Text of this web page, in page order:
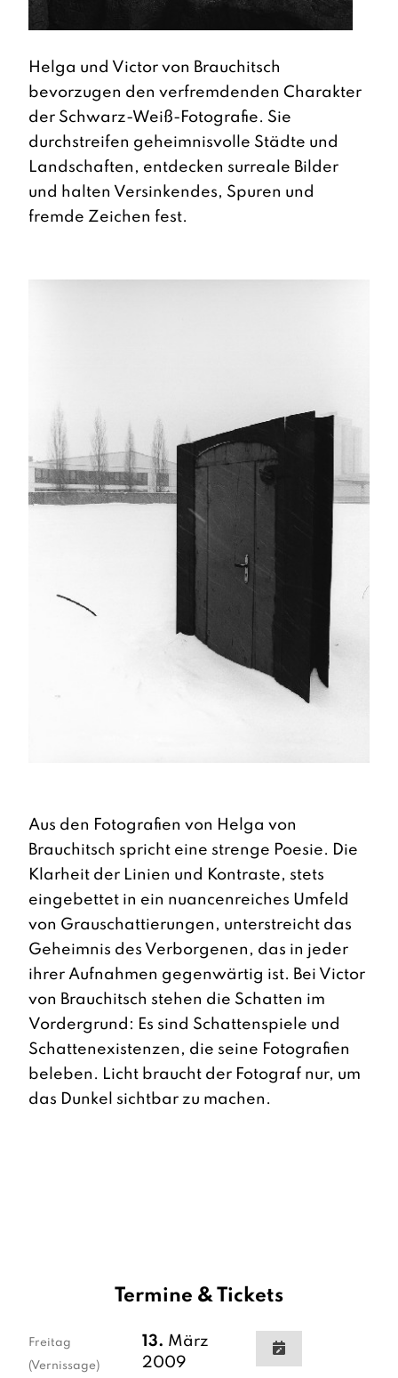
Helga und Victor von Brauchitsch
bevorzugen den verfremdenden Charakter
der Schwarz-Weiß-Fotografie. Sie
durchstreifen geheimnisvolle Städte und
Landschaften, entdecken surreale Bilder
und halten Versinkendes, Spuren und
fremde Zeichen fest.
Aus den Fotografien von Helga von
Brauchitsch spricht eine strenge Poesie. Die
Klarheit der Linien und Kontraste, stets
eingebettet in ein nuancenreiches Umfeld
von Grauschattierungen, unterstreicht das
Geheimnis des Verborgenen, das in jeder
ihrer Aufnahmen gegenwärtig ist. Bei Victor
von Brauchitsch stehen die Schatten im
Vordergrund: Es sind Schattenspiele und
Schattenexistenzen, die seine Fotografien
beleben. Licht braucht der Fotograf nur, um
das Dunkel sichtbar zu machen.
Termine & Tickets
Freitag
(Vernissage)
13. März
2009